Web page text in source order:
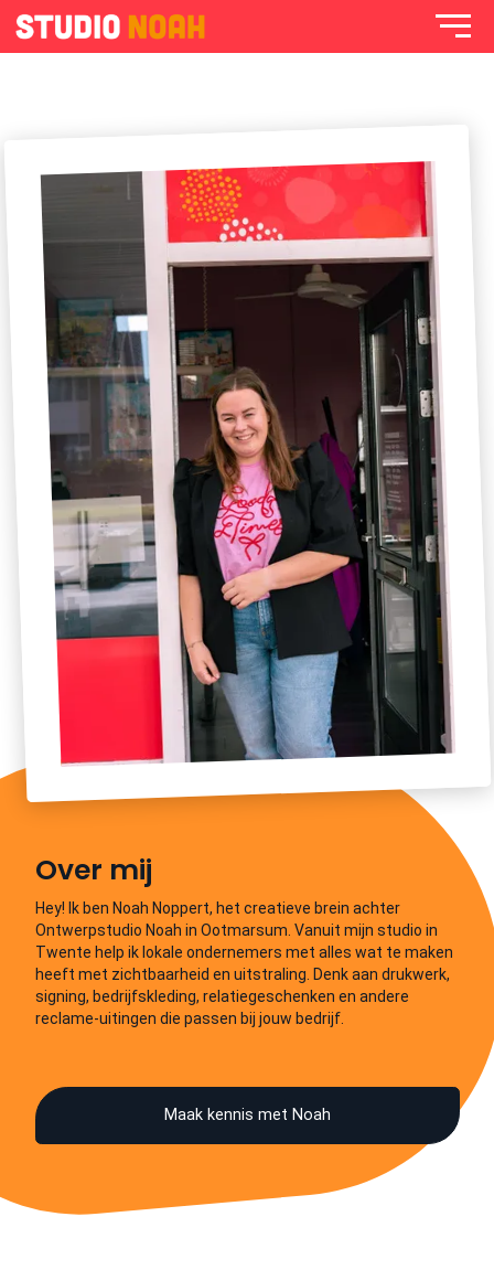
Over mij
Hey! Ik ben Noah Noppert, het creatieve brein achter
Ontwerpstudio Noah in Ootmarsum. Vanuit mijn studio in
Twente help ik lokale ondernemers met alles wat te maken
heeft met zichtbaarheid en uitstraling. Denk aan drukwerk,
signing, bedrijfskleding, relatiegeschenken en andere
reclame-uitingen die passen bij jouw bedrijf.
Maak kennis met Noah